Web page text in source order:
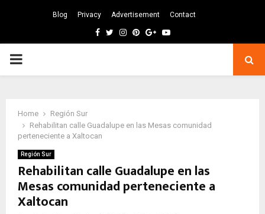
Blog Privacy Advertisement Contact
Facebook
TwitterInstagram
Pinterest
GoogleYoutube
PRIMARY
Home
Región Sur
Rehabilitan calle Guadalupe en las Mesas comunidad
perteneciente a Xaltocan
Región Sur
Rehabilitan calle Guadalupe en las
Mesas comunidad perteneciente a
Xaltocan